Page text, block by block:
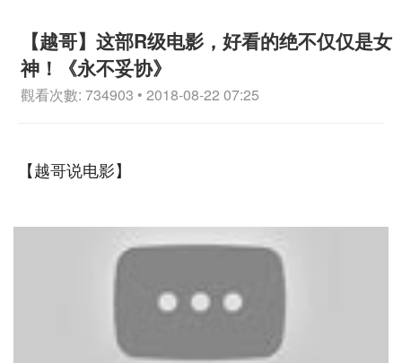
【越哥】这部R级电影，好看的绝不仅仅是女
神！《永不妥协》
觀看次數: 734903 • 2018-08-22 07:25
【越哥说电影】